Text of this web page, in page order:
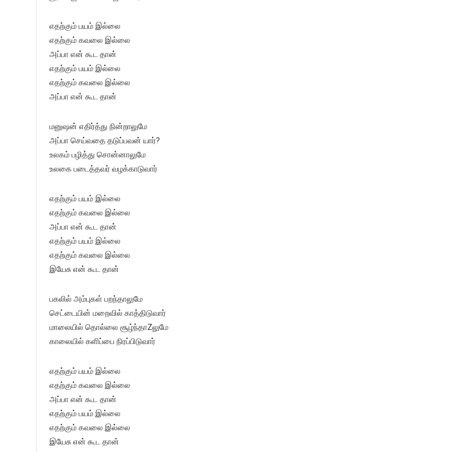
எதற்கும் பயம் இல்லை
எதற்கும் கவலை இல்லை
அப்பா என் கூட தான்
எதற்கும் பயம் இல்லை
எதற்கும் கவலை இல்லை
அப்பா என் கூட தான்
மனுஷன் எதிர்த்து நின்றாலுமே
அப்பா செய்வதை தடுப்பவன் யார்?
உலகம் பழித்து சொன்னாலுமே
உலகை படைத்தவர் வழக்காடுவார்
எதற்கும் பயம் இல்லை
எதற்கும் கவலை இல்லை
அப்பா என் கூட தான்
எதற்கும் பயம் இல்லை
எதற்கும் கவலை இல்லை
இயேசு என் கூட தான்
பகலில் அம்புகள் பறந்தாலுமே
செட்டையின் மறைவில் காத்திடுவார்
மாலையில் தொல்லை சூழ்ந்தாZலுமே
காலையில் களிப்பை நிரப்பிடுவார்
எதற்கும் பயம் இல்லை
எதற்கும் கவலை இல்லை
அப்பா என் கூட தான்
எதற்கும் பயம் இல்லை
எதற்கும் கவலை இல்லை
இயேசு என் கூட தான்